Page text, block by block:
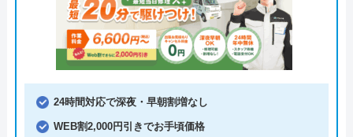
24時間対応で深夜・早朝割増なし
WEB割2,000円引きでお手頃価格